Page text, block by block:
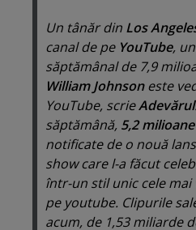
Un tânăr din Los
canal de pe YouTube,
săptămânal de 7,9
William Johnsoneste
YouTube, scrieAdevărul
săptămână, 5,2
notificate de o nouă
show care l-a făcut
într-un stil unic cele
pe youtube. Clipurile
acum, de 1,53 miliarde